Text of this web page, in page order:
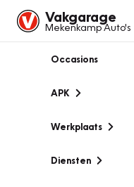
Vakgarage
Mekenkamp Auto's
Occasions
APK
Werkplaats
Diensten